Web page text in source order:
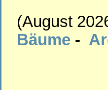
(August
Bäume - A